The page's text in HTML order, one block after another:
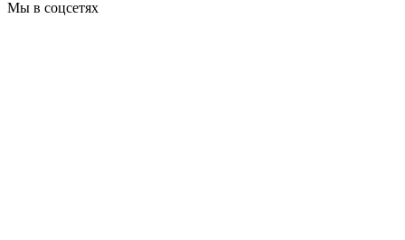
Мы в соцсетях